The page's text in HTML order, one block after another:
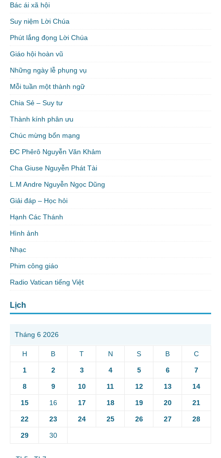
Bác ái xã hội
Suy niệm Lời Chúa
Phút lắng đọng Lời Chúa
Giáo hội hoàn vũ
Những ngày lễ phụng vụ
Mỗi tuần một thành ngữ
Chia Sẻ – Suy tư
Thành kính phân ưu
Chúc mừng bổn mạng
ĐC Phêrô Nguyễn Văn Khảm
Cha Giuse Nguyễn Phát Tài
L.M Andre Nguyễn Ngọc Dũng
Giải đáp – Học hỏi
Hạnh Các Thánh
Hình ảnh
Nhạc
Phim công giáo
Radio Vatican tiếng Việt
Lịch
Tháng 6 2026
H B T N S B C
1 2 3 4 5 6 7
8 9 10 11 12 13 14
15 16 17 18 19 20 21
22 23 24 25 26 27 28
29 30